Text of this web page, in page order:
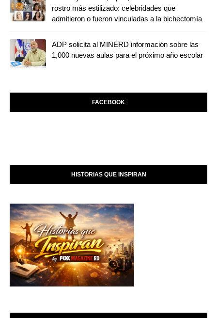
rostro más estilizado: celebridades que
admitieron o fueron vinculadas a la bichectomía
ADP solicita al MINERD información sobre las
1,000 nuevas aulas para el próximo año escolar
FACEBOOK
HISTORIAS QUE INSPIRAN